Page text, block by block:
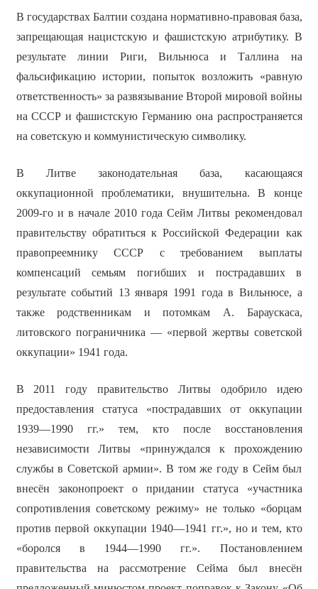
В государствах Балтии создана нормативно-правовая база,
запрещающая нацистскую и фашистскую атрибутику. В
результате линии Риги, Вильнюса и Таллина на
фальсификацию истории, попыток возложить «равную
ответственность» за развязывание Второй мировой войны
на СССР и фашистскую Германию она распространяется
на советскую и коммунистическую символику.
В Литве законодательная база, касающаяся
оккупационной проблематики, внушительна. В конце
2009-го и в начале 2010 года Сейм Литвы рекомендовал
правительству обратиться к Российской Федерации как
правопреемнику СССР с требованием выплаты
компенсаций семьям погибших и пострадавших в
результате событий 13 января 1991 года в Вильнюсе, а
также родственникам и потомкам А. Бараускаса,
литовского пограничника — «первой жертвы советской
оккупации» 1941 года.
В 2011 году правительство Литвы одобрило идею
предоставления статуса «пострадавших от оккупации
1939—1990 гг.» тем, кто после восстановления
независимости Литвы «принуждался к прохождению
службы в Советской армии». В том же году в Сейм был
внесён законопроект о придании статуса «участника
сопротивления советскому режиму» не только «борцам
против первой оккупации 1940—1941 гг.», но и тем, кто
«боролся в 1944—1990 гг.». Постановлением
правительства на рассмотрение Сейма был внесён